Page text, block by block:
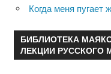
Когда меня
БИБЛИОТЕКА
ЛЕКЦИИ РУССКОГО